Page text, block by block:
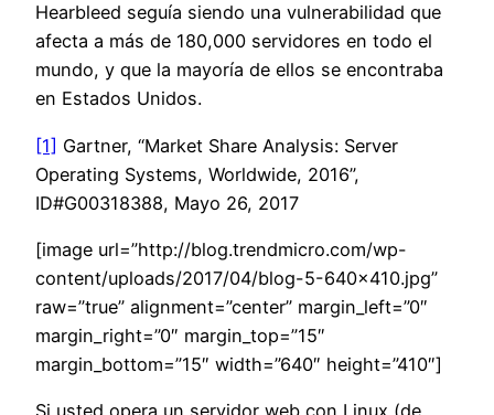
Hearbleed seguía siendo una vulnerabilidad que
afecta a más de 180,000 servidores en todo el
mundo, y que la mayoría de ellos se encontraba
en Estados Unidos.
[1] Gartner, “Market Share Analysis: Server
Operating Systems, Worldwide, 2016”,
ID#G00318388, Mayo 26, 2017
[image url=”http://blog.trendmicro.com/wp-
content/uploads/2017/04/blog-5-640×410.jpg”
raw=”true” alignment=”center” margin_left=”0″
margin_right=”0″ margin_top=”15″
margin_bottom=”15″ width=”640″ height=”410″]